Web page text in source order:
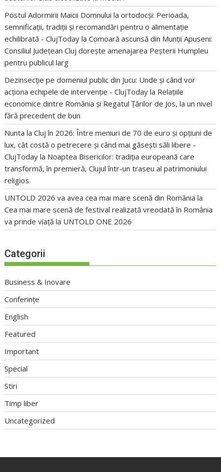
Postul Adormirii Maicii Domnului la ortodocși: Perioada,
semnificații, tradiții și recomandări pentru o alimentație
echilibrată - ClujToday laComoară ascunsă din Munții Apuseni:
Consiliul Județean Cluj dorește amenajarea Peșterii Humpleu
pentru publicul larg
Dezinsecție pe domeniul public din Jucu: Unde și când vor
acționa echipele de intervenție - ClujToday la Relațiile
economice dintre România și Regatul Țărilor de Jos, la un nivel
fără precedent de bun
Nunta la Cluj în 2026: Între meniuri de 70 de euro și opțiuni de
lux, cât costă o petrecere și când mai găsești săli libere -
ClujToday la Noaptea Bisericilor: tradiția europeană care
transformă, în premieră, Clujul într-un traseu al patrimoniului
religios
UNTOLD 2026 va avea cea mai mare scenă din România la
Cea mai mare scenă de festival realizată vreodată în România
va prinde viață la UNTOLD ONE 2026
Categorii
Business & Inovare
Conferințe
English
Featured
Important
Special
Stiri
Timp liber
Uncategorized